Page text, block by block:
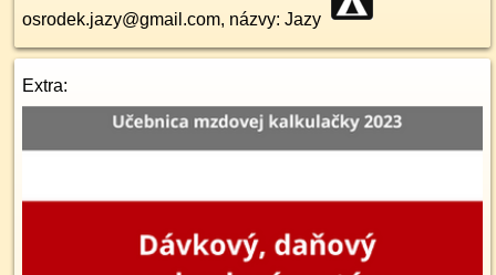
osrodek.jazy@gmail.com, názvy: Jazy
Extra: